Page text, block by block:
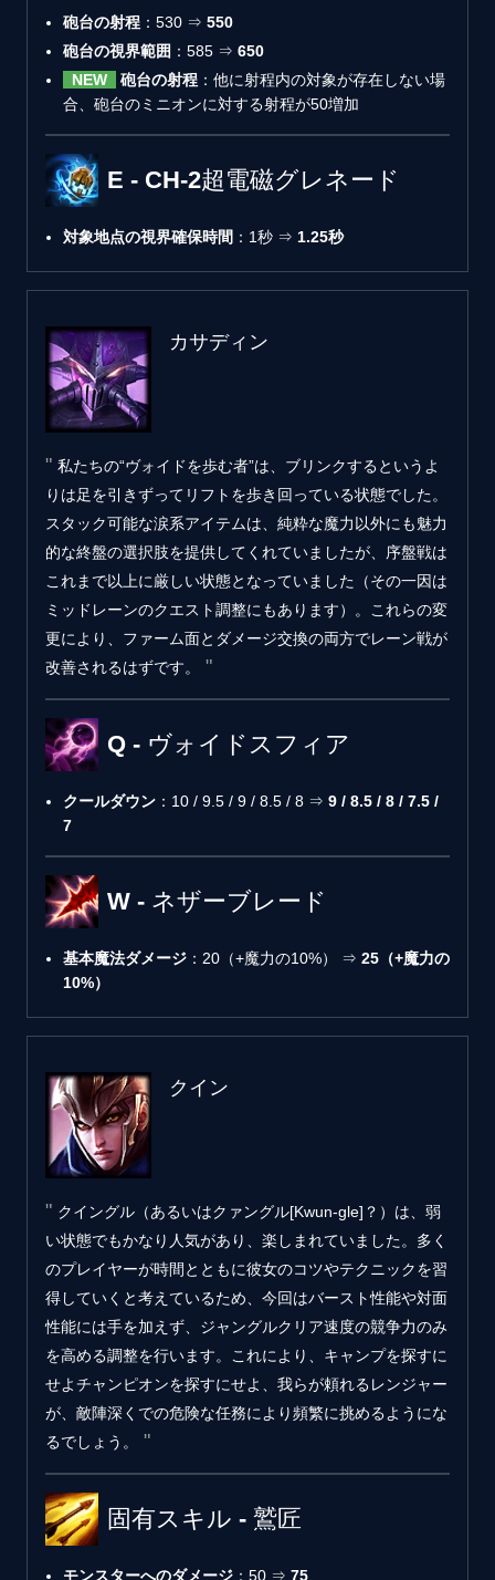
砲台の射程 ：530 ⇒ 550
砲台の視界範囲 ：585 ⇒ 650
NEW
砲台の射程 ：他に射程内の対象が存在しない場
合、砲台のミニオンに対する射程が50増加
E - CH-2超電磁グレネード
対象地点の視界確保時間 ：1秒 ⇒ 1.25秒
カサディン
私たちの“ヴォイドを歩む者”は、ブリンクするというよ
りは足を引きずってリフトを歩き回っている状態でした。
スタック可能な涙系アイテムは、純粋な魔力以外にも魅力
的な終盤の選択肢を提供してくれていましたが、序盤戦は
これまで以上に厳しい状態となっていました（その一因は
ミッドレーンのクエスト調整にもあります）。これらの変
更により、ファーム面とダメージ交換の両方でレーン戦が
改善されるはずです。
Q - ヴォイドスフィア
クールダウン ：10 / 9.5 / 9 / 8.5 / 8 ⇒ 9 / 8.5 / 8 / 7.5 /
7
W - ネザーブレード
基本魔法ダメージ ：20（+魔力の10%） ⇒ 25（+魔力の
10%）
クイン
クイングル（あるいはクァングル[Kwun-gle]？）は、弱
い状態でもかなり人気があり、楽しまれていました。多く
のプレイヤーが時間とともに彼女のコツやテクニックを習
得していくと考えているため、今回はバースト性能や対面
性能には手を加えず、ジャングルクリア速度の競争力のみ
を高める調整を行います。これにより、キャンプを探すに
せよチャンピオンを探すにせよ、我らが頼れるレンジャー
が、敵陣深くでの危険な任務により頻繁に挑めるようにな
るでしょう。
固有スキル - 鷲匠
モンスターへのダメージ ：50 ⇒ 75